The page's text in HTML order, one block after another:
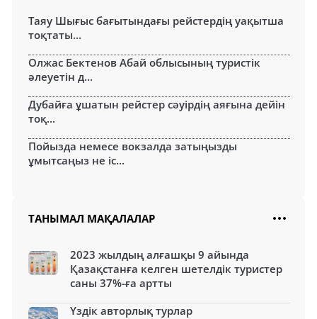
Таяу Шығыс бағытындағы рейстердің уақытша
тоқтаты...
Олжас Бектенов Абай облысының туристік
әлеуетін д...
Дубайға ұшатын рейстер сәуірдің аяғына дейін
тоқ...
Пойызда немесе вокзалда затыңызды
ұмытсаңыз не іс...
ТАНЫМАЛ МАҚАЛАЛАР
2023 жылдың алғашқы 9 айында
Қазақстанға келген шетелдік туристер
саны 37%-ға артты
Үздік авторлық турлар